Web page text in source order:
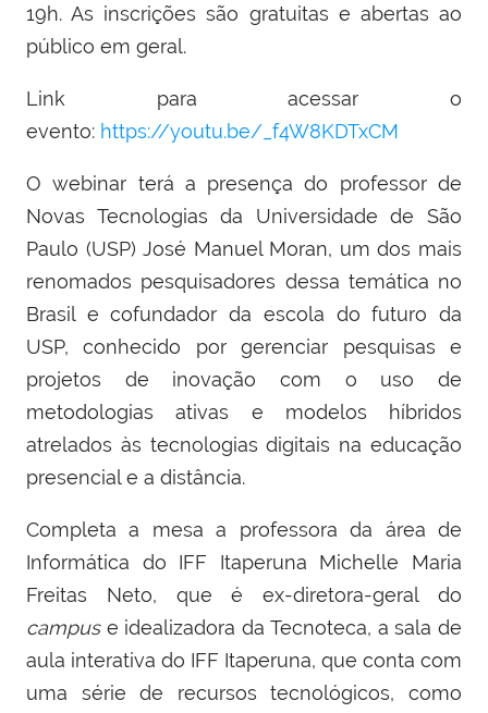
19h. As inscrições são gratuitas e abertas ao
público em geral.
Link para acessar o
evento: https://youtu.be/_f4W8KDTxCM
O webinar terá a presença do professor de
Novas Tecnologias da Universidade de São
Paulo (USP) José Manuel Moran, um dos mais
renomados pesquisadores dessa temática no
Brasil e cofundador da escola do futuro da
USP, conhecido por gerenciar pesquisas e
projetos de inovação com o uso de
metodologias ativas e modelos híbridos
atrelados às tecnologias digitais na educação
presencial e a distância.
Completa a mesa a professora da área de
Informática do IFF Itaperuna Michelle Maria
Freitas Neto, que é ex-diretora-geral do
campuse idealizadora da Tecnoteca, a sala de
aula interativa do IFF Itaperuna, que conta com
uma série de recursos tecnológicos, como